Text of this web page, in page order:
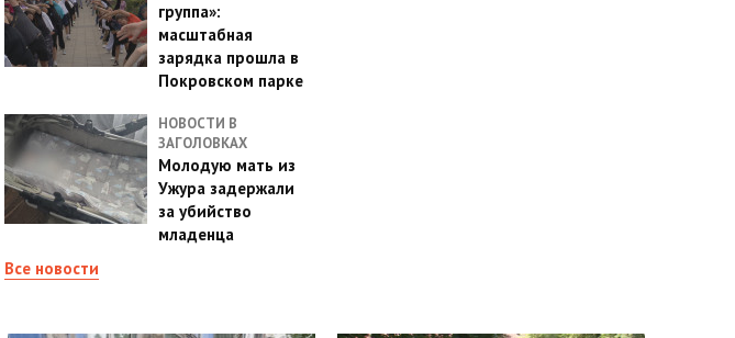
группа»:
масштабная
зарядка прошла в
Покровском парке
НОВОСТИ В
ЗАГОЛОВКАХ
Молодую мать из
Ужура задержали
за убийство
младенца
Все новости